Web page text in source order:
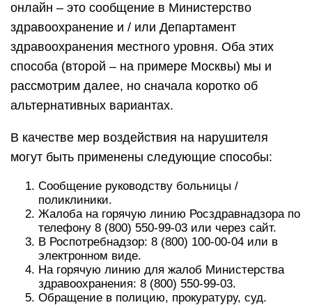
онлайн – это сообщение в Министерство
здравоохранение и / или Департамент
здравоохранения местного уровня. Оба этих
способа (второй – на примере Москвы) мы и
рассмотрим далее, но сначала коротко об
альтернативных вариантах.
В качестве мер воздействия на нарушителя
могут быть применены следующие способы:
Сообщение руководству больницы /
поликлиники.
Жалоба на горячую линию Росздравнадзора по
телефону 8 (800) 550-99-03 или через сайт.
В Роспотребнадзор: 8 (800) 100-00-04 или в
электронном виде.
На горячую линию для жалоб Министерства
здравоохранения: 8 (800) 550-99-03.
Обращение в полицию, прокуратуру, суд.